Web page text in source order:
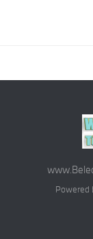
Powered